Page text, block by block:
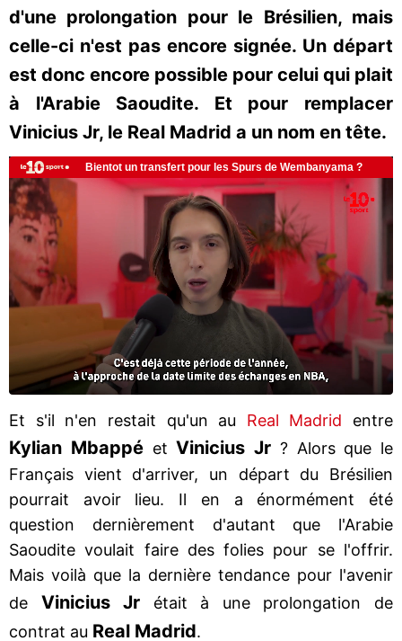
d'une prolongation pour le Brésilien, mais
celle-ci n'est pas encore signée. Un départ
est donc encore possible pour celui qui plait
à l'Arabie Saoudite. Et pour remplacer
Vinicius Jr, le Real Madrid a un nom en tête.
Et s'il n'en restait qu'un au Real Madrid entre
Kylian MbappéetVinicius Jr ? Alors que le
Français vient d'arriver, un départ du Brésilien
pourrait avoir lieu. Il en a énormément été
question dernièrement d'autant que l'Arabie
Saoudite voulait faire des folies pour se l'offrir.
Mais voilà que la dernière tendance pour l'avenir
de Vinicius Jr était à une prolongation de
contrat au Real Madrid.